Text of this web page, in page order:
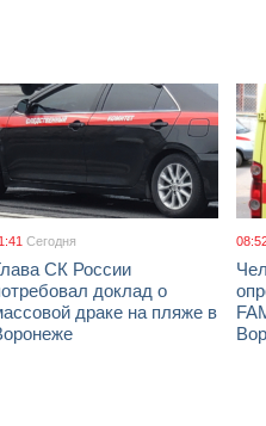
Сегодня
СК России
доклад о
драке на пляже в